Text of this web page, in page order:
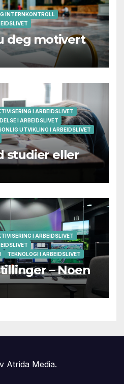
INTERNKONTROLL
deg motivert
I ARBEIDSLIVET
I ARBEIDSLIVET
UTVIKLING I ARBEIDSLIVET
studier eller
I ARBEIDSLIVET
TEKNOLOGI I ARBEIDSLIVET
– Noen
Atrida Media.